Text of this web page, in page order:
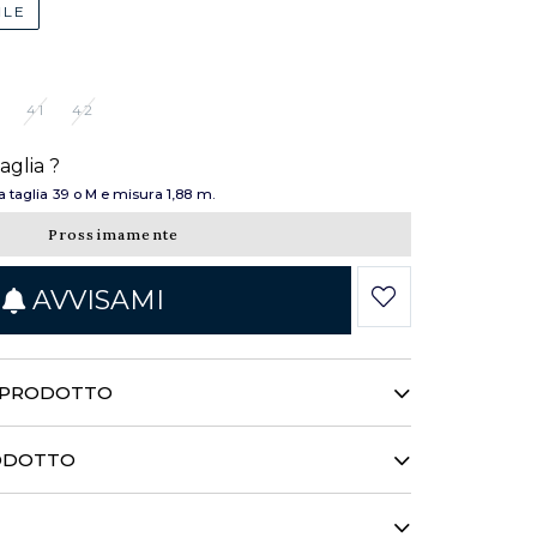
41 42
?
39 o M e misura 1,88 m.
Prossimamente
AVVISAMI
dal tessuto chevron che mette in